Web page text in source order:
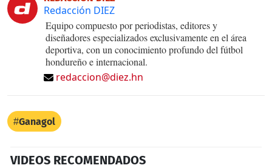
Redacción DIEZ
Equipo compuesto por periodistas, editores y
diseñadores especializados exclusivamente en el área
deportiva, con un conocimiento profundo del fútbol
hondureño e internacional.
redaccion@diez.hn
Ganagol
VIDEOS RECOMENDADOS